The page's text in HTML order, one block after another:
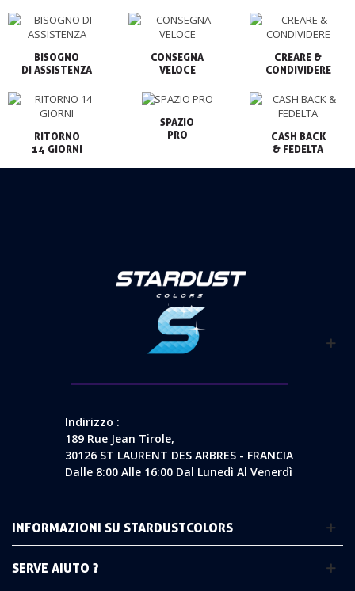
BISOGNO
CONSEGNA
VELOCE
CREARE &
CONDIVIDERE
RITORNO
14 GIORNI
SPAZIO
PRO
CASH BACK
& FEDELTA
Indirizzo :
189 Rue Jean Tirole,
30126 ST LAURENT DES ARBRES - FRANCIA
Dalle 8:00 Alle 16:00 Dal Lunedì Al Venerdì
INFORMAZIONI SU STARDUSTCOLORS
SERVE AIUTO ?